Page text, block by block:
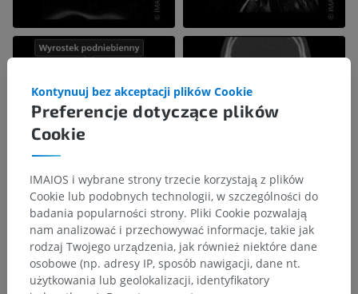
Preferencje dotyczące plików
Cookie
Kontynuuj bez akceptacji plików Cookie
IMAIOS i wybrane strony trzecie korzystają z plików
Cookie lub podobnych technologii, w szczególności do
badania popularności strony. Pliki Cookie pozwalają
nam analizować i przechowywać informacje, takie jak
rodzaj Twojego urządzenia, jak również niektóre dane
osobowe (np. adresy IP, sposób nawigacji, dane nt.
użytkowania lub geolokalizacji, identyfikatory